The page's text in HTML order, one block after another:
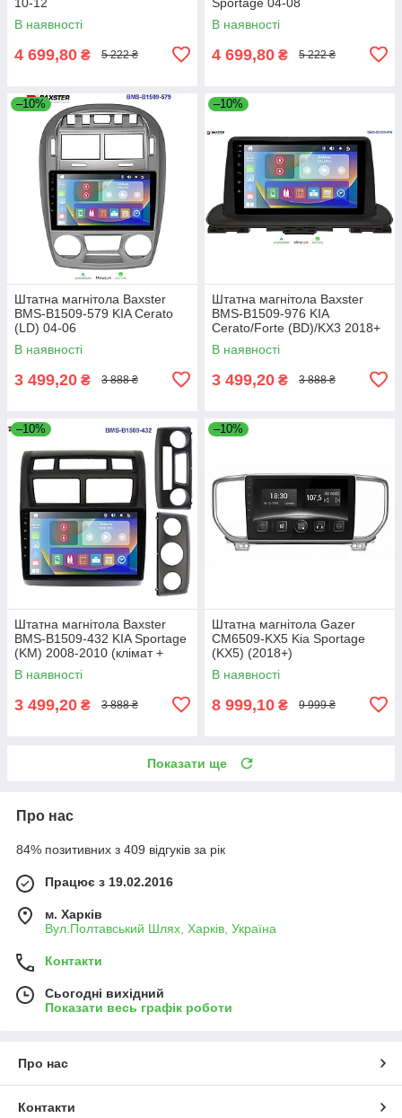
В наявності
4 699,80 ₴ 5 222 ₴
В наявності
4 699,80 ₴ 5 222 ₴
–10%
Штатна магнітола Baxster
BMS-B1509-579 KIA Cerato
(LD) 04-06
В наявності
3 499,20 ₴ 3 888 ₴
–10%
Штатна магнітола Baxster
BMS-B1509-976 KIA
Cerato/Forte (BD)/KX3 2018+
В наявності
3 499,20 ₴ 3 888 ₴
–10%
Штатна магнітола Baxster
BMS-B1509-432 KIA Sportage
(KM) 2008-2010 (клімат +
конд.)
В наявності
3 499,20 ₴ 3 888 ₴
–10%
Штатна магнітола Gazer
CM6509-KX5 Kia Sportage
(KX5) (2018+)
В наявності
8 999,10 ₴ 9 999 ₴
Показати ще
Про нас
84% позитивних з 409 відгуків за рік
Працює з 19.02.2016
м. Харків
Вул.Полтавський Шлях, Харків, Україна
Контакти
Сьогодні вихідний
Показати весь графік роботи
Про нас
Контакти